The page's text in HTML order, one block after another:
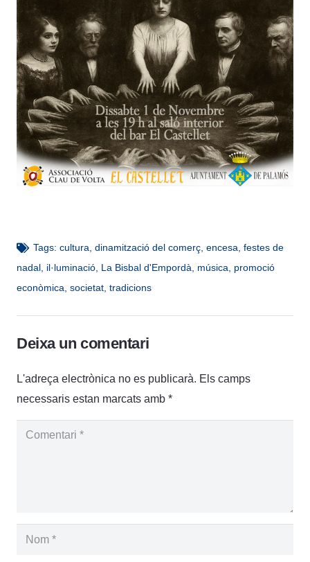
Tags: cultura dinamització del comerç, encesa festes de
nadal il·luminació La Bisbal d'Empordà música
promoció
econòmica societat tradicions
Deixa un comentari
L'adreça electrònica no es publicarà. Els camps
necessaris estan marcats amb *